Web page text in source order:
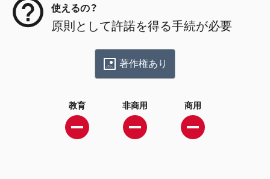
使えるの？
原則として許諾を得る手続が必要
著作権あり
教育 非商用 商用